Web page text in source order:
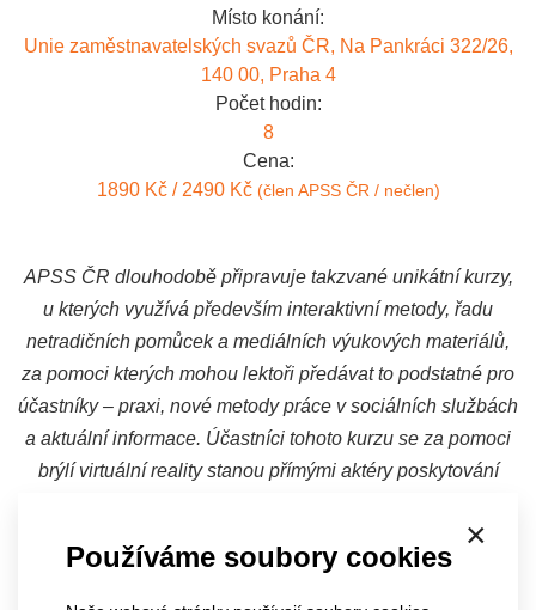
×
Používáme soubory cookies
Místo konání:
Unie zaměstnavatelských svazů ČR, Na Pankráci 322/26,
140 00, Praha 4
Počet hodin:
8
Cena:
1890 Kč / 2490 Kč (člen APSS ČR / nečlen)
APSS ČR dlouhodobě připravuje takzvané unikátní kurzy,
u kterých využívá především interaktivní metody, řadu
netradičních pomůcek a mediálních výukových materiálů,
za pomoci kterých mohou lektoři předávat to podstatné pro
účastníky – praxi, nové metody práce v sociálních službách
a aktuální informace. Účastníci tohoto kurzu se za pomoci
brýlí virtuální reality stanou přímými aktéry poskytování
seniora nebo osoby se zdravotním postižením. Kurz bude
vhodný pro všechny formy a druhy sociálních služeb pro